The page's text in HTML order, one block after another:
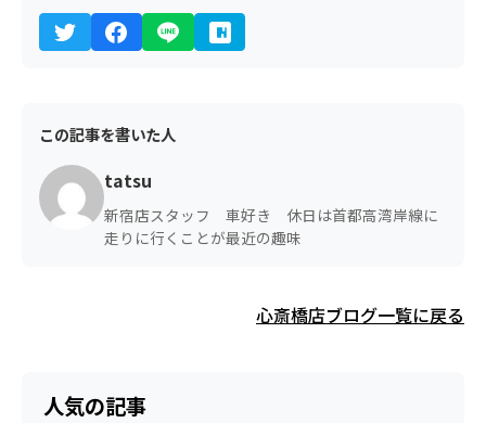
この記事を書いた人
tatsu
新宿店スタッフ 車好き 休日は首都高湾岸線に
走りに行くことが最近の趣味
心斎橋店ブログ一覧に戻る
人気の記事